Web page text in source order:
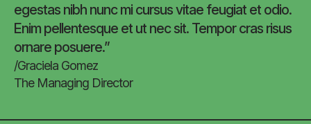
egestas nibh nunc mi cursus vitae feugiat et odio.
Enim pellentesque et ut nec sit. Tempor cras risus
ornare posuere.”
/Graciela Gomez
The Managing Director